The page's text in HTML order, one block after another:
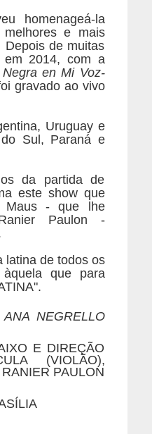
homenageá-la
e mais
Depois de muitas
em 2014, com a
en Mi Voz-
gravado ao vivo
Uruguay e
Sul, Paraná e
da partida de
este show que
Maus - que lhe
Paulon -
latina de todos os
que para
NEGRELLO
E DIREÇÃO
(VIOLÃO),
PAULON